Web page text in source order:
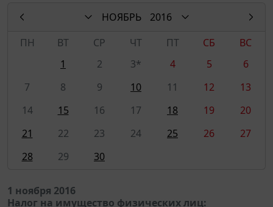
НОЯБРЬ
2016
ПН
ВТ СР ЧТ ПТ СБ
ВС
1
2 3* 4 5
6
7
8 9 10 11 12
13
14
15 16 17 18 19
20
21
22 23 24 25 26
27
28
29 30
1 ноября 2016
Налог на имущество физических лиц: